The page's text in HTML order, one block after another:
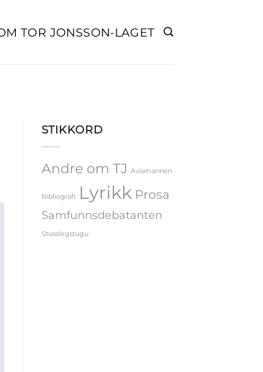
TOR JONSSON-LAGET
STIKKORD
Andre om TJ Avismannen
Bibliografi Lyrikk Prosa
Samfunnsdebatanten
Stusslegstugu